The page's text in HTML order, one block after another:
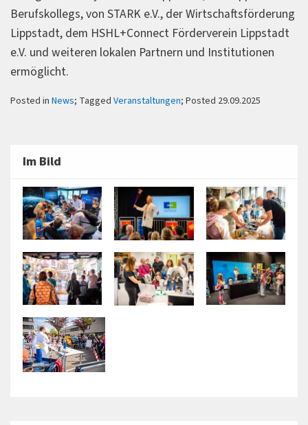
Berufskollegs, von STARK e.V., der Wirtschaftsförderung
Lippstadt, dem HSHL+Connect Förderverein Lippstadt
e.V. und weiteren lokalen Partnern und Institutionen
ermöglicht.
Posted in News; Tagged Veranstaltungen; Posted 29.09.2025
Im Bild